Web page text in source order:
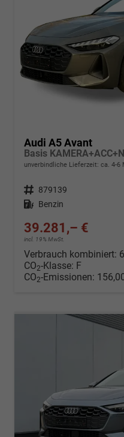
Audi A5 Avant
unverbindliche Lieferzeit: ca. 4-6
Fahrzeugnr. 879139
Kraftstoff Benzin
39.281,– €
incl. 19% MwSt.
Verbrauch kombiniert:
CO2-Klasse: F
CO2-Emissionen: